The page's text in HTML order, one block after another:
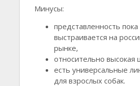
Минусы:
представленность пока
выстраивается на
рынке,
относительно высокая
есть универсальные
для взрослых собак.